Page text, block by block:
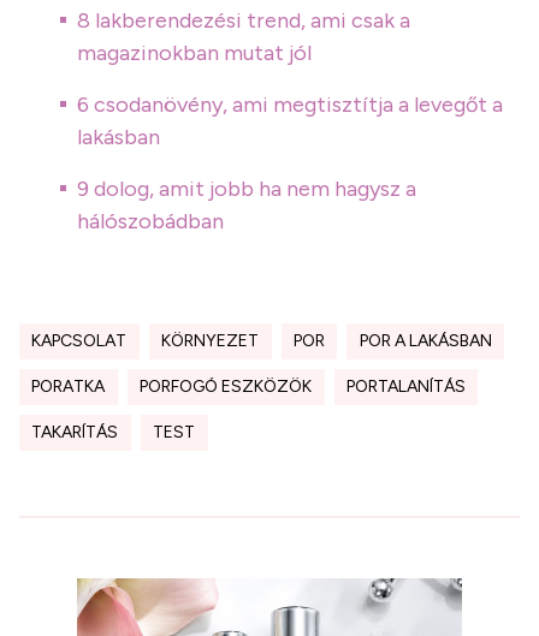
8 lakberendezési trend, ami csak a
magazinokban mutat jól
6 csodanövény, ami megtisztítja a levegőt a
lakásban
9 dolog, amit jobb ha nem hagysz a
hálószobádban
KAPCSOLAT KÖRNYEZET POR POR A LAKÁSBAN
PORATKA PORFOGÓ ESZKÖZÖK PORTALANÍTÁS
TAKARÍTÁS TEST